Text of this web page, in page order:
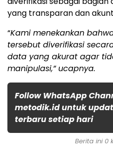
yang transparan dan
“Kami menekankan
tersebut diverifikasi
data yang akurat agar
manipulasi,” ucapnya.
Follow WhatsApp
metodik.id untuk
terbaru setiap hari
Berita ini 0